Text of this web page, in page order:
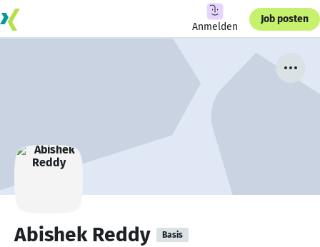
Anmelden
Job posten
Abishek Reddy Basis